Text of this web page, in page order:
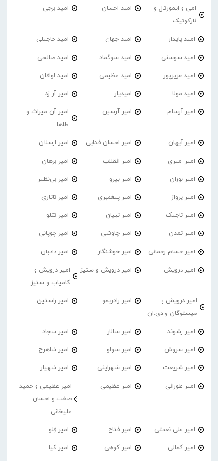
امی و ایمورتال و
نارکوتیک
امید احسان امید برجی
امید پایدار امید جهان امید حاجیلی
امید سوسنی امید سوگماد امید صالحی
امید عزیزپور امید عظیمی امید لوافان
امید مولا امیدیار امیر آر زد
امیر آرسام امیر آرسین
امیر آن میراث و
طاها
امیر آیهان امیر احسان فدایی امیر ارسلان
امیر امیری امیر انقلاب امیر برهان
امیر‌ بوران امیر بیرو امیر بی‌نظیر
امیر پرواز امیر پیغمبری امیر تاتاری
امیر تاجیک امیر تبیان امیر تتلو
امیر تمدن امیر چاوشی امیر چوپانی
امیر حسام رحمانی امیر خوشنگار امیر دادبان
امیر درویش امیر درویش و ستیز
امیر درویش و
کامیاب و ستیز
امیر درویش و
میستوگان و دی.ان
امیر رادریمو امیر راستین
امیر رشوند امیر سالار امیر سجاد
امیر سروش امیر سولو امیر شاهرخ
امیر شریعت امیر شهراینی امیر شهیار
امیر طورانی امیر عظیمی
امیر عظیمی و حمید
صفت و احسان
علیخانی
امیر علی نعمتی امیر فتاح امیر فِلو
امیر کمالی امیر کوهی امیر کیا